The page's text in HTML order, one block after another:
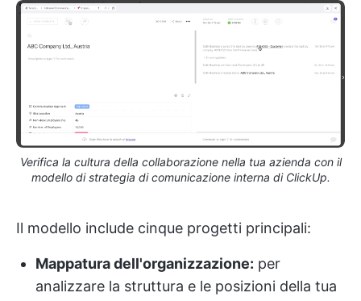
Verifica la cultura della collaborazione nella tua azienda con il
modello di strategia di comunicazione interna di ClickUp.
Il modello include cinque progetti principali:
Mappatura dell'organizzazione: per
analizzare la struttura e le posizioni della tua